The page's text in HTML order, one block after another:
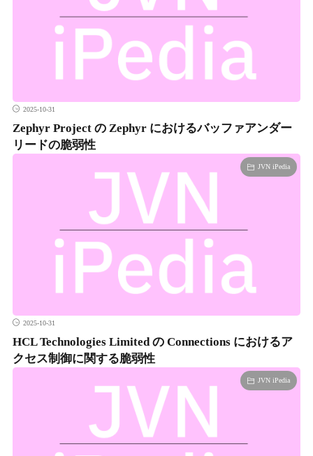
2025-10-31
Zephyr Project の Zephyr におけるバッファアンダー
リードの脆弱性
JVN iPedia
2025-10-31
HCL Technologies Limited の Connections におけるア
クセス制御に関する脆弱性
JVN iPedia